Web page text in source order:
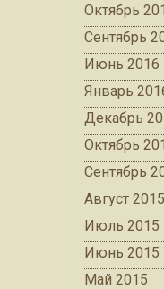
Октябрь
Сентябрь
Июнь 2016
Январь
Декабрь
Октябрь
Сентябрь
Август 2015
Июль 2015
Июнь 2015
Май 2015